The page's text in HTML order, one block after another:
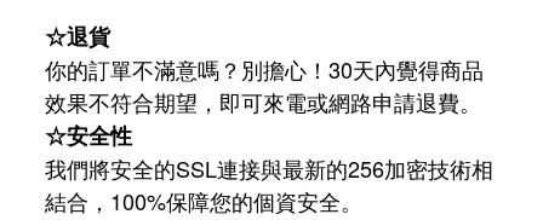
☆退貨
你的訂單不滿意嗎？別擔心！30天內覺得商品
效果不符合期望，即可來電或網路申請退費。
☆安全性
我們將安全的SSL連接與最新的256加密技術相
結合，100%保障您的個資安全。